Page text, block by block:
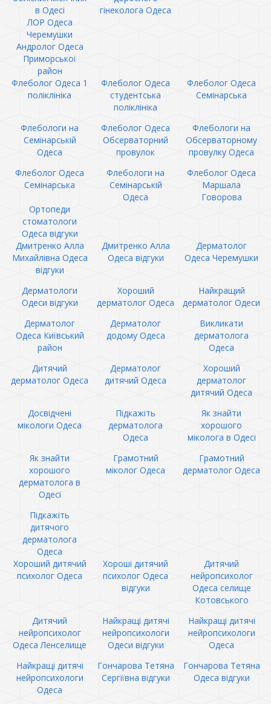
в Одесі
гінеколога Одеса
ЛОР Одеса
Черемушки
Андролог Одеса
Приморської
район
Флеболог Одеса 1
поліклініка
Флеболог Одеса
студентська
поліклініка
Флеболог Одеса
Семінарська
Флебологи на
Семінарській
Одеса
Флеболог Одеса
Обсерваторний
провулок
Флебологи на
Обсерваторному
провулку Одеса
Флеболог Одеса
Семінарська
Флебологи на
Семінарській
Одеса
Флеболог Одеса
Маршала
Говорова
Ортопеди
стоматологи
Одеса відгуки
Дмитренко Алла
Михайлівна Одеса
відгуки
Дмитренко Алла
Одеса відгуки
Дерматолог
Одеса Черемушки
Дерматологи
Одеси відгуки
Хороший
дерматолог Одеса
Найкращий
дерматолог Одеси
Дерматолог
Одеса Київський
район
Дерматолог
додому Одеса
Викликати
дерматолога
Одеса
Дитячий
дерматолог Одеса
Дерматолог
дитячий Одеса
Хороший
дерматолог
дитячий Одеса
Досвідчені
мікологи Одеса
Підкажіть
дерматолога
Одеса
Як знайти
хорошого
міколога в Одесі
Як знайти
хорошого
дерматолога в
Одесі
Грамотний
міколог Одеса
Грамотний
дерматолог Одеса
Підкажіть
дитячого
дерматолога
Одеса
Хороший дитячий
психолог Одеса
Хороші дитячий
психолог Одеса
відгуки
Дитячий
нейропсихолог
Одеса селище
Котовського
Дитячий
нейропсихолог
Одеса Ленселище
Найкращі дитячі
нейропсихологи
Одеси відгуки
Найкращі дитячі
нейропсихологи
Одеса
Найкращі дитячі
нейропсихологи
Одеса
Гончарова Тетяна
Сергіївна відгуки
Гончарова Тетяна
Одеса відгуки